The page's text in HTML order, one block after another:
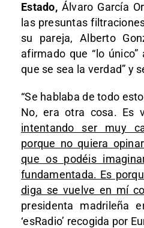
Estado,Álvaro García
las presuntas
su pareja, Alberto
afirmado que “lo
que se sea la verdad” y
“Se hablaba de todo
No, era otra cosa. Es
intentando ser muy
porque no quiera
que os podéis
fundamentada. Es
diga se vuelve en mí
presidenta madrileña
‘esRadio’ recogida por